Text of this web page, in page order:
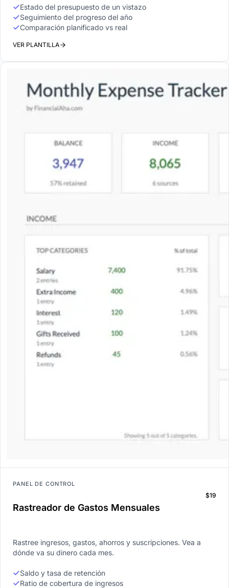
Estado del presupuesto de un vistazo
Seguimiento del progreso del año
Comparación planificado vs real
VER PLANTILLA
PANEL DE CONTROL
Rastreador de Gastos Mensuales
$19
Rastree ingresos, gastos, ahorros y suscripciones. Vea a
dónde va su dinero cada mes.
Saldo y tasa de retención
Ratio de cobertura de ingresos